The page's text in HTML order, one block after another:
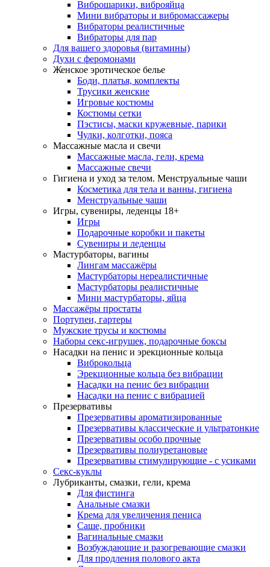
Виброшарики, виброяйца
Мини вибраторы и вибромассажеры
Вибраторы реалистичные
Вибраторы для пар
Для вашего здоровья (витамины)
Духи с феромонами
Женское эротическое белье
Боди, платья, комплекты
Трусики женские
Игровые костюмы
Костюмы сетки
Пэстисы, маски кружевные, парики
Чулки, колготки, пояса
Массажные масла и свечи
Массажные масла, гели, крема
Массажные свечи
Гигиена и уход за телом. Менструальные чаши
Косметика для тела и ванны, гигиена
Менструальные чаши
Игры, сувениры, леденцы 18+
Игры
Подарочные коробки и пакеты
Сувениры и леденцы
Мастурбаторы, вагины
Лингам массажёры
Мастурбаторы нереалистичные
Мастурбаторы реалистичные
Мини мастурбаторы, яйца
Массажёры простаты
Портупеи, гартеры
Мужские трусы и костюмы
Наборы секс-игрушек, подарочные боксы
Насадки на пенис и эрекционные кольца
Виброкольца
Эрекционные кольца без вибрации
Насадки на пенис без вибрации
Насадки на пенис с вибрацией
Презервативы
Презервативы ароматизированные
Презервативы классические и ультратонкие
Презервативы особо прочные
Презервативы полиуретановые
Презервативы стимулирующие - с усиками
Секс-куклы
Лубриканты, смазки, гели, крема
Для фистинга
Анальные смазки
Крема для увеличения пениса
Саше, пробники
Вагинальные смазки
Возбуждающие и разогревающие смазки
Для продления полового акта